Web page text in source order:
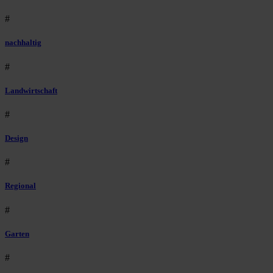
#
nachhaltig
#
Landwirtschaft
#
Design
#
Regional
#
Garten
#